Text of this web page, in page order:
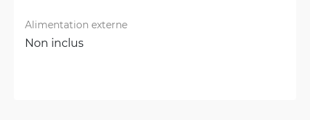
Alimentation externe
Non inclus